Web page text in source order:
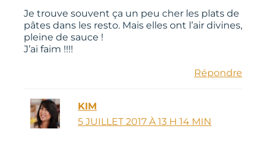
Je trouve souvent ça un peu cher les plats de
pâtes dans les resto. Mais elles ont l’air divines,
pleine de sauce !
J’ai faim !!!!
Répondre
KIM
5 JUILLET 2017 À 13 H 14 MIN